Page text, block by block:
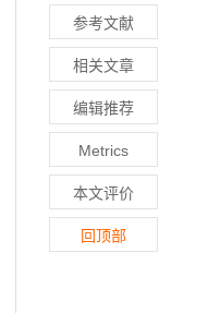
参考文献
相关文章
编辑推荐
Metrics
本文评价
回顶部